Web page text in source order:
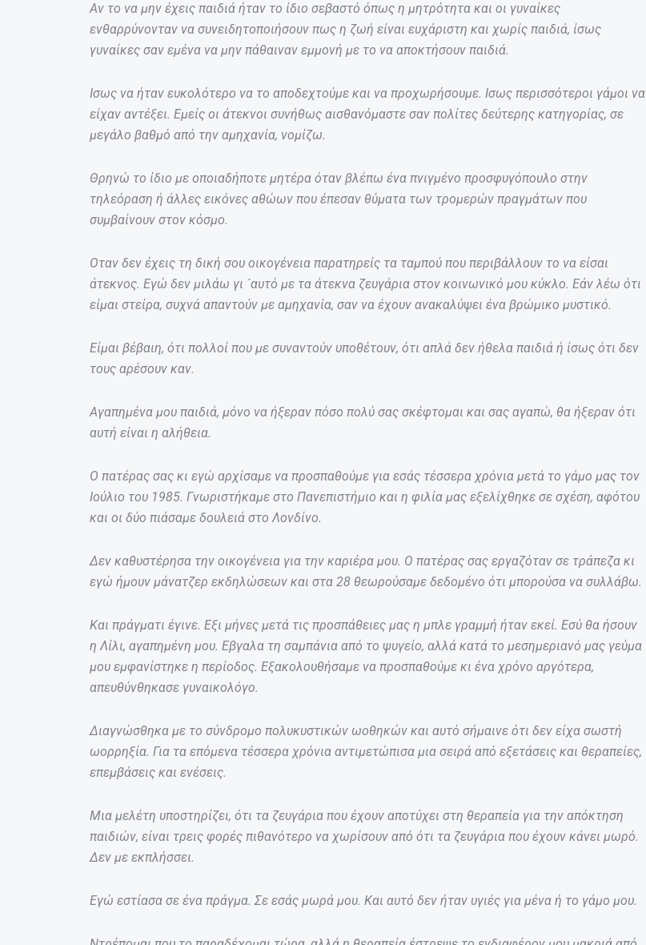
Αν το να μην έχεις παιδιά ήταν το ίδιο σεβαστό όπως η μητρότητα και οι γυναίκες
ενθαρρύνονταν να συνειδητοποιήσουν πως η ζωή είναι ευχάριστη και χωρίς παιδιά, ίσως
γυναίκες σαν εμένα να μην πάθαιναν εμμονή με το να αποκτήσουν παιδιά.
Ισως να ήταν ευκολότερο να το αποδεχτούμε και να προχωρήσουμε. Ισως περισσότεροι γάμοι να
είχαν αντέξει. Εμείς οι άτεκνοι συνήθως αισθανόμαστε σαν πολίτες δεύτερης κατηγορίας, σε
μεγάλο βαθμό από την αμηχανία, νομίζω.
Θρηνώ το ίδιο με οποιαδήποτε μητέρα όταν βλέπω ένα πνιγμένο προσφυγόπουλο στην
τηλεόραση ή άλλες εικόνες αθώων που έπεσαν θύματα των τρομερών πραγμάτων που
συμβαίνουν στον κόσμο.
Οταν δεν έχεις τη δική σου οικογένεια παρατηρείς τα ταμπού που περιβάλλουν το να είσαι
άτεκνος. Εγώ δεν μιλάω γι ´αυτό με τα άτεκνα ζευγάρια στον κοινωνικό μου κύκλο. Εάν λέω ότι
είμαι στείρα, συχνά απαντούν με αμηχανία, σαν να έχουν ανακαλύψει ένα βρώμικο μυστικό.
Είμαι βέβαιη, ότι πολλοί που με συναντούν υποθέτουν, ότι απλά δεν ήθελα παιδιά ή ίσως ότι δεν
τους αρέσουν καν.
Αγαπημένα μου παιδιά, μόνο να ήξεραν πόσο πολύ σας σκέφτομαι και σας αγαπώ, θα ήξεραν ότι
αυτή είναι η αλήθεια.
Ο πατέρας σας κι εγώ αρχίσαμε να προσπαθούμε για εσάς τέσσερα χρόνια μετά το γάμο μας τον
Ιούλιο του 1985. Γνωριστήκαμε στο Πανεπιστήμιο και η φιλία μας εξελίχθηκε σε σχέση, αφότου
και οι δύο πιάσαμε δουλειά στο Λονδίνο.
Δεν καθυστέρησα την οικογένεια για την καριέρα μου. Ο πατέρας σας εργαζόταν σε τράπεζα κι
εγώ ήμουν μάνατζερ εκδηλώσεων και στα 28 θεωρούσαμε δεδομένο ότι μπορούσα να συλλάβω.
Και πράγματι έγινε. Εξι μήνες μετά τις προσπάθειες μας η μπλε γραμμή ήταν εκεί. Εσύ θα ήσουν
η Λίλι, αγαπημένη μου. Εβγαλα τη σαμπάνια από το ψυγείο, αλλά κατά το μεσημεριανό μας γεύμα
μου εμφανίστηκε η περίοδος. Εξακολουθήσαμε να προσπαθούμε κι ένα χρόνο αργότερα,
απευθύνθηκασε γυναικολόγο.
Διαγνώσθηκα με το σύνδρομο πολυκυστικών ωοθηκών και αυτό σήμαινε ότι δεν είχα σωστή
ωορρηξία. Για τα επόμενα τέσσερα χρόνια αντιμετώπισα μια σειρά από εξετάσεις και θεραπείες,
επεμβάσεις και ενέσεις.
Μια μελέτη υποστηρίζει, ότι τα ζευγάρια που έχουν αποτύχει στη θεραπεία για την απόκτηση
παιδιών, είναι τρεις φορές πιθανότερο να χωρίσουν από ότι τα ζευγάρια που έχουν κάνει μωρό.
Δεν με εκπλήσσει.
Εγώ εστίασα σε ένα πράγμα. Σε εσάς μωρά μου. Και αυτό δεν ήταν υγιές για μένα ή το γάμο μου.